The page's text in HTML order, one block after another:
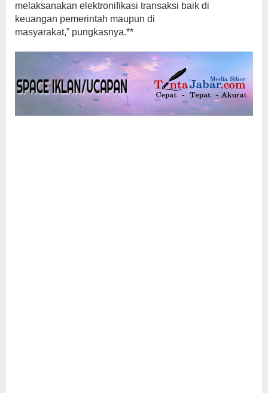
melaksanakan elektronifikasi transaksi baik di
keuangan pemerintah maupun di
masyarakat,” pungkasnya.**